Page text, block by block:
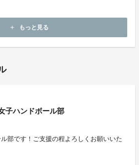
add もっと見る
子ハンドボール部
部です！ご支援の程よろしくお願いいた